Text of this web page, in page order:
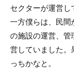
セクターが運営し
一方僕らは、民間
の施設の運営、管
営していました
っちかなと。